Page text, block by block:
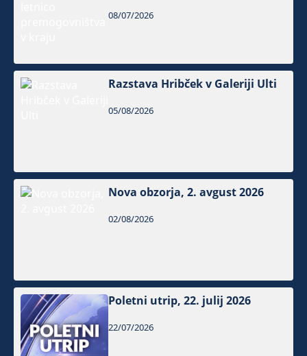
08/07/2026
Razstava Hribček v Galeriji Ulti
05/08/2026
Nova obzorja, 2. avgust 2026
02/08/2026
Poletni utrip, 22. julij 2026
22/07/2026